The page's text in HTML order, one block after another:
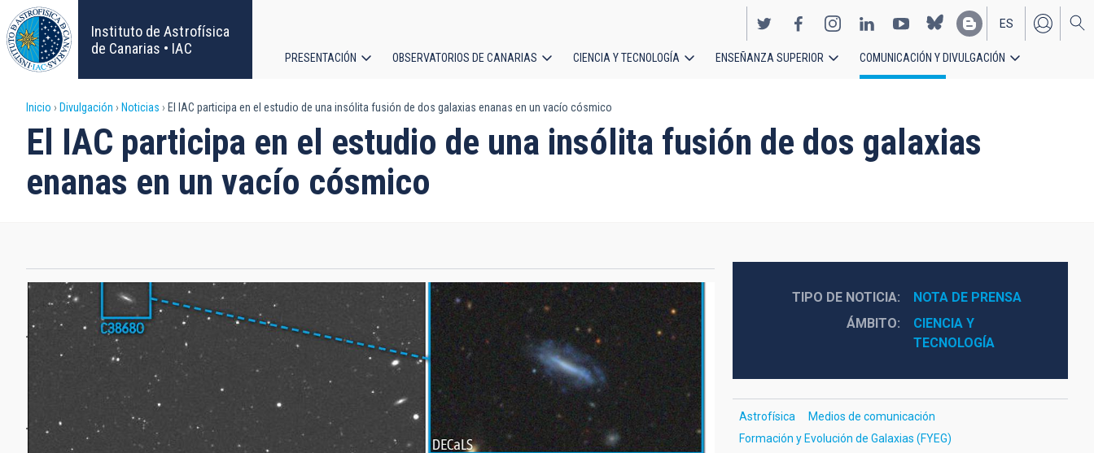
Pasar
al
contenido
principal
Instituto de Astrofísica
de Canarias • IAC
EN
ES
principal
PRESENTACIÓN OBSERVATORIOS DE CANARIAS CIENCIA Y TECNOLOGÍA ENSEÑANZA SUPERIOR COMUNICACIÓN Y DIVULGACIÓN
Sobrescribir
enlaces
de
a
la
navegación
Inicio Divulgación Noticias El IAC participa en el estudio de una insólita fusión de dos galaxias enanas en un vacío cósmico
El IAC participa en el estudio de una insólita fusión de dos galaxias
enanas en un vacío cósmico
TIPO DE NOTICIA
NOTA DE PRENSA
ÁMBITO
CIENCIA Y
TECNOLOGÍA
Astrofísica
Medios de comunicación
Formación y Evolución de Galaxias (FYEG)